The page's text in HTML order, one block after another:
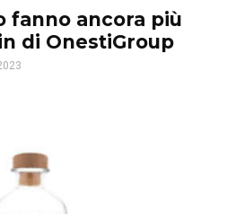
fanno ancora più
di OnestiGroup